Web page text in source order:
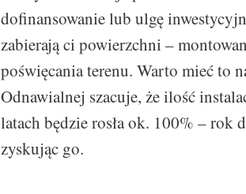
dofinansowanie lub ulgę
zabierają ci powierzchni –
poświęcania terenu. Warto mieć to
Odnawialnej szacuje, że ilość
latach będzie rosła ok. 100% – rok
zyskując go.